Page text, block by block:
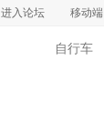
进入论坛 移动端
自行车